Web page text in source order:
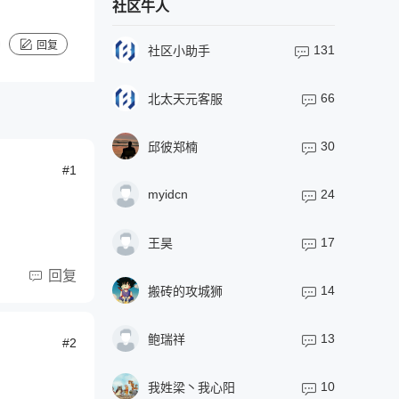
回复
#1
回复
#2
社区牛人
社区小助手 131
北太天元客服 66
邱彼郑楠 30
myidcn 24
王昊 17
搬砖的攻城狮 14
鲍瑞祥 13
我姓梁丶我心阳 10